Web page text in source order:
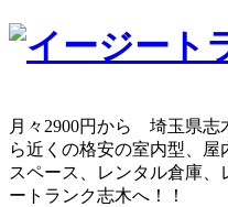
コ
ツ
へ
ス
キ
月々2900円から 埼玉県志
ら近くの格安の室内型、
スペース、レンタル倉庫
ートランク志木へ！！